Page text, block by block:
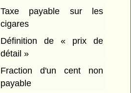
Taxe payable sur les
cigares
Définition de « prix de
détail »
Fraction d'un cent non
payable